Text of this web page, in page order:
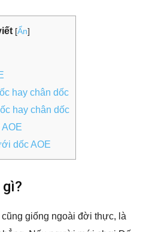
[Ẩn]
hay chân dốc
hay chân dốc
dốc AOE
cũng giống ngoài đời thực, là